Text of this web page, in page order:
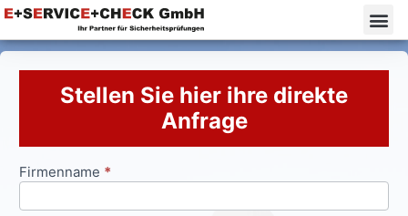
Stellen Sie hier ihre direkte
Anfrage
Anfrageformular
Firmenname *